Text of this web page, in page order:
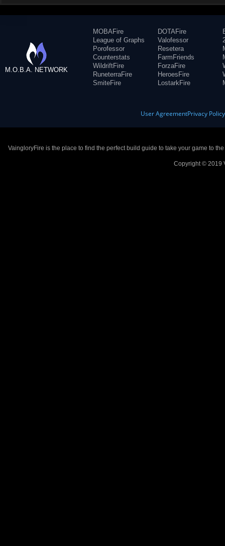
M.O.B.A. NETWORK
MOBAFire
League of Graphs
Porofessor
Counterstats
WildriftFire
RuneterraFire
SmiteFire
DOTAFire
Valofessor
Resetera
FarmFriends
ForzaFire
HeroesFire
LostarkFire
User AgreementPrivacy Policy
VaingloryFire is the place to find the perfect build guide to take your game to
Copyright © 2019